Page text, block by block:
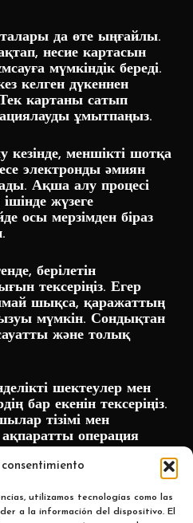
utilizamos tecnologías como las
a la información del dispositivo. El
да өте ыңғайлы.
несие картасын
мүмкіндік береді.
келген дүкеннен
картаны сатып
ұмытпаңыз.
кезінде, меншікті шотқа
электронды әмиян
Ақша алу процесі
жүзеге
осы мерзімден біраз
берілетін
тексеріңіз. Егер
шықса, қаражаттың
мүмкін. Сондықтан
және толық
шектеулер мен
бар екенін тексеріңіз.
тізімі мен
операция